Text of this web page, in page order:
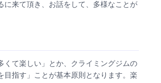
に来て頂き、お話をして、多様なことが
くて楽しい」とか、クライミングジムの
指す」ことが基本原則となります。楽